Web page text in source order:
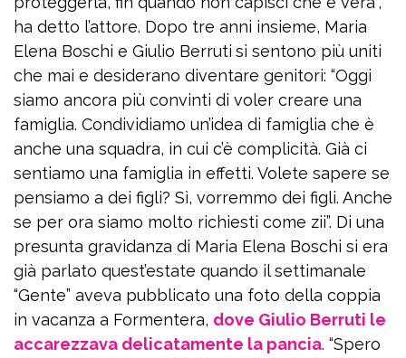
ha detto l’attore. Dopo tre anni insieme, Maria
Elena Boschi e Giulio Berruti si sentono più uniti
che mai e desiderano diventare genitori: “Oggi
siamo ancora più convinti di voler creare una
famiglia. Condividiamo un’idea di famiglia che è
anche una squadra, in cui c’è complicità. Già ci
sentiamo una famiglia in effetti. Volete sapere se
pensiamo a dei figli? Sì, vorremmo dei figli. Anche
se per ora siamo molto richiesti come zii”. Di una
presunta gravidanza di Maria Elena Boschi si era
già parlato quest’estate quando il settimanale
“Gente” aveva pubblicato una foto della coppia
in vacanza a Formentera, dove Giulio Berruti le
accarezzava delicatamente la pancia. “Spero